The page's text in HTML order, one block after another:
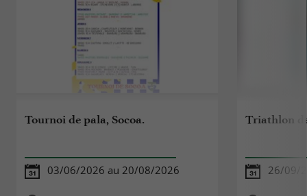
Tournoi de pala, Socoa.
03/06/2026 au 20/08/2026
Triathlon
26/09/